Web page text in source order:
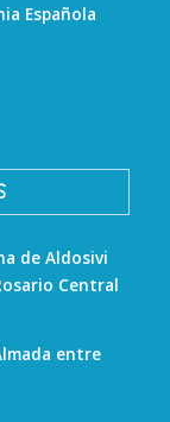
Española
de Aldosivi
Central
entre